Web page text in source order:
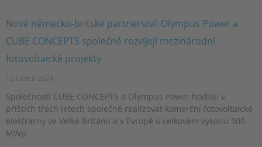
Nové německo-britské partnerství: Olympus Power a
CUBE CONCEPTS společně rozvíjejí mezinárodní
fotovoltaické projekty
15 Leden 2024
Společnosti CUBE CONCEPTS a Olympus Power hodlají v
příštích třech letech společně realizovat komerční fotovoltaické
elektrárny ve Velké Británii a v Evropě o celkovém výkonu 500
MWp.